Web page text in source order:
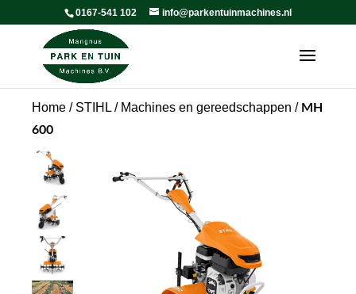
0167-541 102 info@parkentuinmachines.nl
Home / STIHL / Machines en gereedschappen / MH
600